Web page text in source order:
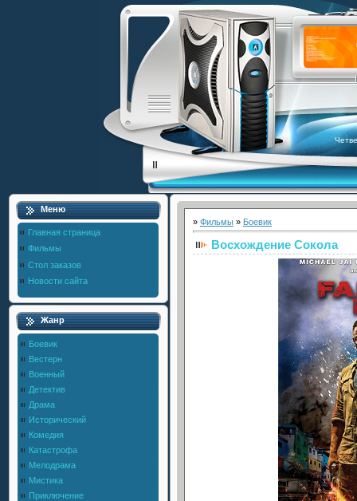
Меню
Главная страница
Фильмы
Стол заказов
Новости сайта
Жанр
Боевик
Вестерн
Военный
Детектив
Драма
Исторический
Комедия
Катастрофа
Мелодрама
Мистика
Приключение
» Фильмы » Боевик
Восхождение Сокола